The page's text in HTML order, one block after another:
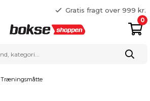
Gratis fragt over 999 kr.
25 127 127
0
Træningsmåtte